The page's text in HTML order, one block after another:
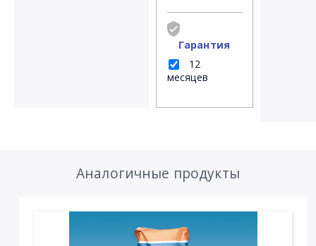
Гарантия
12
месяцев
Аналогичные продукты